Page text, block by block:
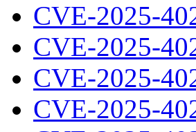
CVE-2025-
CVE-2025-
CVE-2025-
CVE-2025-